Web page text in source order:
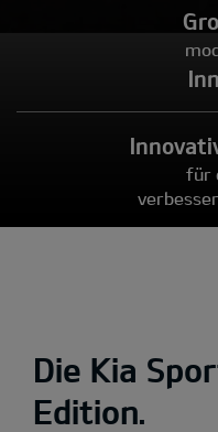
für
Die Kia
Edition.